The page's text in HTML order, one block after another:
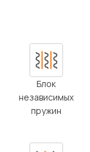
Блок
независимых
пружин